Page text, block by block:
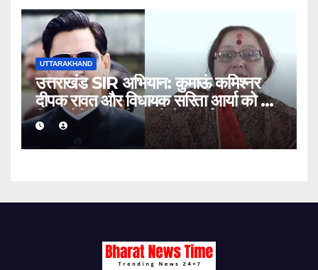
UTTARAKHAND
उत्तराखंड SIR अभियान: कुमाऊं कमिश्नर
दीपक रावत और विधायक सरिता आर्या को भी
मिला नोटिस, जानिए क्यों भेजी गई सूचना